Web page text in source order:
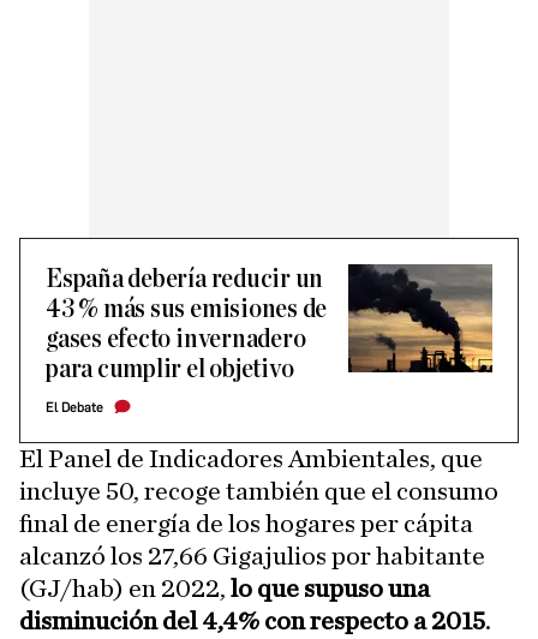
España debería reducir un
43 % más sus emisiones de
gases efecto invernadero
para cumplir el objetivo
El Debate
El Panel de Indicadores Ambientales, que
incluye 50, recoge también que el consumo
final de energía de los hogares per cápita
alcanzó los 27,66 Gigajulios por habitante
(GJ/hab) en 2022, lo que supuso una
disminución del 4,4% con respecto a 2015.